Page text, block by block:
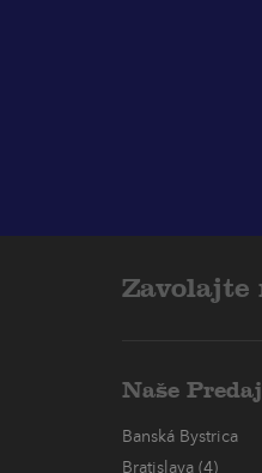
Zavolajte
Naše
Banská Bystrica
Bratislava (4)